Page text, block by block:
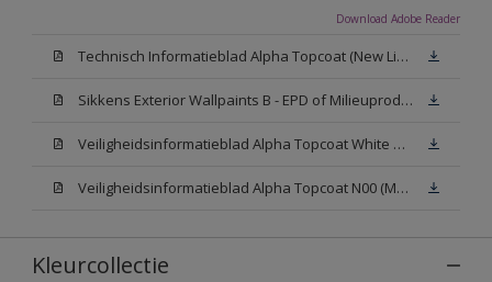
Download Adobe Reader
Technisch Informatieblad Alpha Topcoat (New Livery) (PDF)
Sikkens Exterior Wallpaints B - EPD of Milieuproductverklaring
Veiligheidsinformatieblad Alpha Topcoat White W05 (MSDS)
Veiligheidsinformatieblad Alpha Topcoat N00 (MSDS)
Kleurcollectie